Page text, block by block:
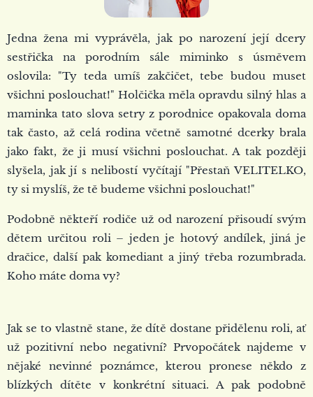
Jedna žena mi vyprávěla, jak po narození její dcery
sestřička na porodním sále miminko s úsměvem
oslovila: "Ty teda umíš zakčičet, tebe budou muset
všichni poslouchat!" Holčička měla opravdu silný hlas a
maminka tato slova setry z porodnice opakovala doma
tak často, až celá rodina včetně samotné dcerky brala
jako fakt, že ji musí všichni poslouchat. A tak později
slyšela, jak jí s nelibostí vyčítají "Přestaň VELITELKO,
ty si myslíš, že tě budeme všichni poslouchat!"
Podobně někteří rodiče už od narození přisoudí svým
dětem určitou roli – jeden je hotový andílek, jiná je
dračice, další pak komediant a jiný třeba rozumbrada.
Koho máte doma vy?
Jak se to vlastně stane, že dítě dostane přidělenu roli, ať
už pozitivní nebo negativní? Prvopočátek najdeme v
nějaké nevinné poznámce, kterou pronese někdo z
blízkých dítěte v konkrétní situaci. A pak podobně